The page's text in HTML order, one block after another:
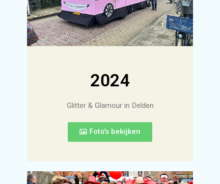
2024
Glitter & Glamour in Delden
Foto's bekijken